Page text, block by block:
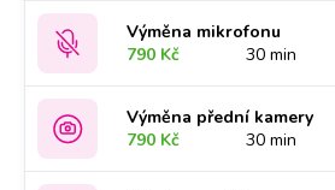
Výměna mikrofonu
790 Kč
30 min
Výměna přední kamery
790 Kč
30 min